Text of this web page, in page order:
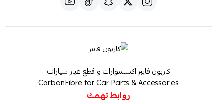
كاربون فايبر اكسسوارات و قطع غيار سيارات
CarbonFibre for Car Parts & Accessories
روابط تهمك